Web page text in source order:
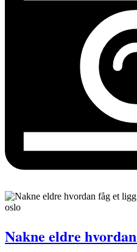
Nakne eldre